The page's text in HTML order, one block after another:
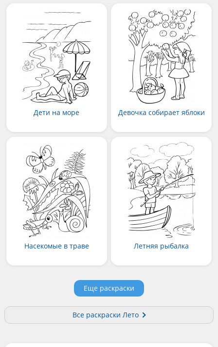
Дети на море Девочка собирает яблоки
Насекомые в траве Летняя рыбалка
Еще раскраски
Все раскраски Лето